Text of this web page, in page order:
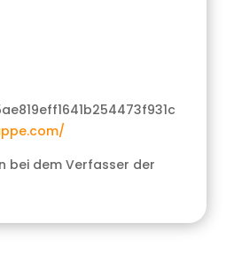
bei dem Verfasser der